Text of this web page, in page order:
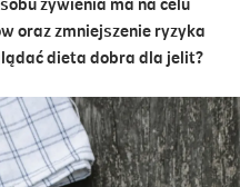
oraz zmniejszenie ryzyka
dieta dobra dla jelit?